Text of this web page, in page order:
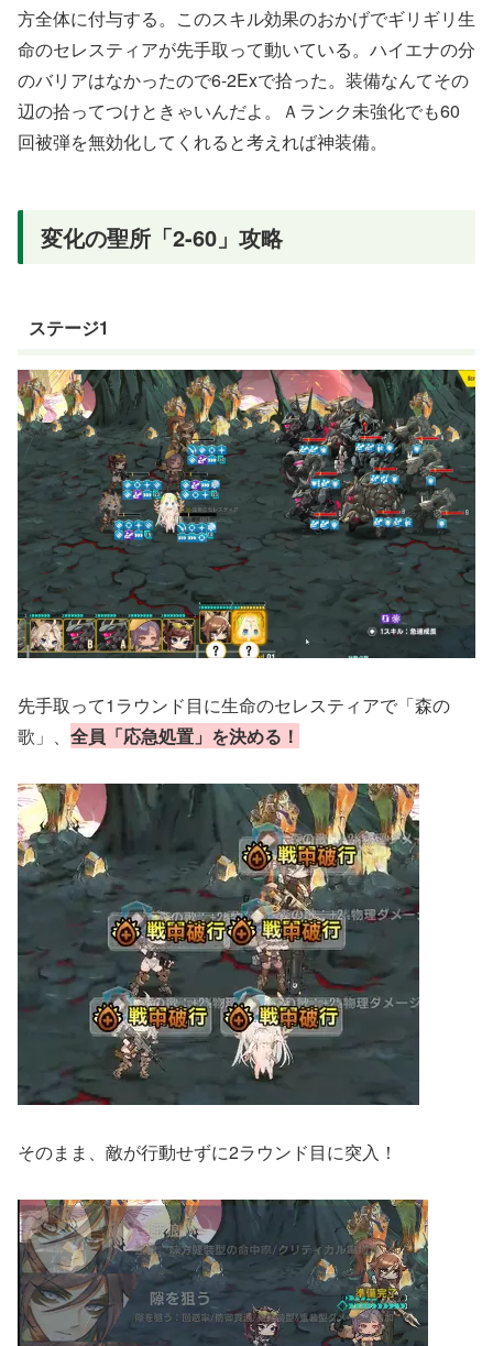
方全体に付与する。このスキル効果のおかげでギリギリ生
命のセレスティアが先手取って動いている。ハイエナの分
のバリアはなかったので6-2Exで拾った。装備なんてその
辺の拾ってつけときゃいんだよ。Ａランク未強化でも60
回被弾を無効化してくれると考えれば神装備。
変化の聖所「2-60」攻略
ステージ1
先手取って1ラウンド目に生命のセレスティアで「森の
歌」、 全員「応急処置」を決める！
そのまま、敵が行動せずに2ラウンド目に突入！